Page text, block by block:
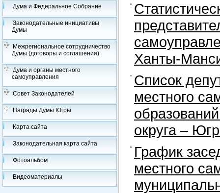
Дума и Федеральное Собрание
Законодательные инициативы
Думы
Межрегиональное сотрудничество
Думы (договоры и соглашения)
Дума и органы местного
самоуправления
Совет Законодателей
Награды Думы Югры
Карта сайта
Законодательная карта сайта
Фотоальбом
Видеоматериалы
Ханты-
Список
местного
округа –
График
местного